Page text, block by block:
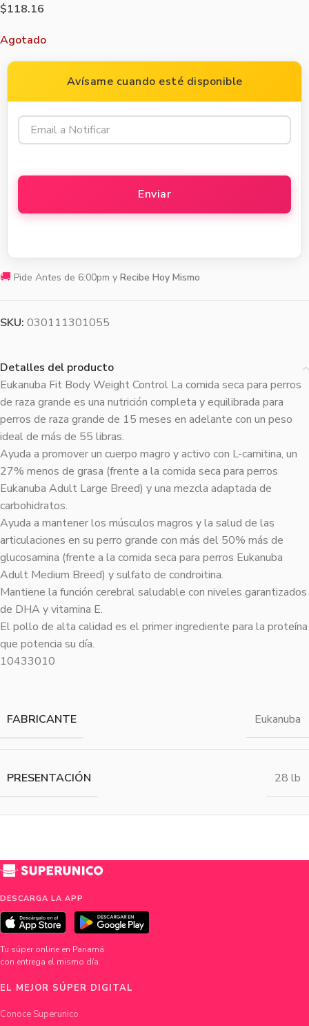
$118.16
Agotado
Avísame cuando esté disponible
🚚 Pide Antes de 6:00pm y Recibe Hoy Mismo
SKU: 030111301055
Detalles del producto
Eukanuba Fit Body Weight Control La comida seca para perros
de raza grande es una nutrición completa y equilibrada para
perros de raza grande de 15 meses en adelante con un peso
ideal de más de 55 libras.
Ayuda a promover un cuerpo magro y activo con L-carnitina, un
27% menos de grasa (frente a la comida seca para perros
Eukanuba Adult Large Breed) y una mezcla adaptada de
carbohidratos.
Ayuda a mantener los músculos magros y la salud de las
articulaciones en su perro grande con más del 50% más de
glucosamina (frente a la comida seca para perros Eukanuba
Adult Medium Breed) y sulfato de condroitina.
Mantiene la función cerebral saludable con niveles garantizados
de DHA y vitamina E.
El pollo de alta calidad es el primer ingrediente para la proteína
que potencia su día.
10433010
FABRICANTE Eukanuba
PRESENTACIÓN 28 lb
DESCARGA LA APP
Tu súper online en Panamá
con entrega el mismo día.
EL MEJOR SÚPER DIGITAL
Conoce Superunico